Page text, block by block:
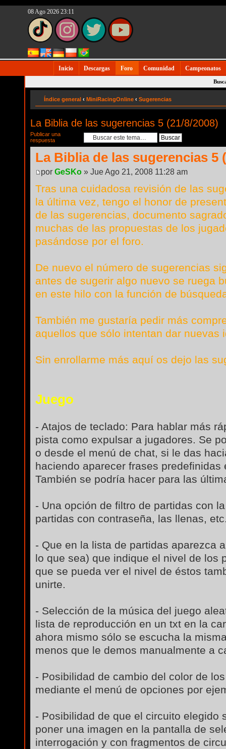
08 Ago 2026 23:11
Inicio Descargas Foro Comunidad Campeonatos
Índice general ‹ MiniRacingOnline ‹ Sugerencias
La Biblia de las sugerencias 5 (21/8/2008)
Publicar una
respuesta
La Biblia de las sugerencias 5
por GeSKo » Jue Ago 21, 2008 11:28 am
Tras una cuidadosa revisión de las
la última vez, tengo el honor de
de las sugerencias, documento
muchas de las propuestas de los
pasándose por el foro.
De nuevo el número de sugerencias
antes de sugerir algo nuevo se ruega
en este hilo con la función de
También me gustaría pedir más
aquellos que sólo intentan dar
Sin enrollarme más aquí os dejo las
Juego
- Atajos de teclado: Para hablar más
pista como expulsar a jugadores. Se
o desde el menú de chat, si le das
haciendo aparecer frases predefinidas
También se podría hacer para las
- Una opción de filtro de partidas con
partidas con contraseña, las llenas,
- Que en la lista de partidas aparezca
lo que sea) que indique el nivel de los
que se pueda ver el nivel de éstos
unirte.
- Selección de la música del juego
lista de reproducción en un txt en la
ahora mismo sólo se escucha la
menos que le demos manualmente a
- Posibilidad de cambio del color de
mediante el menú de opciones por
- Posibilidad de que el circuito elegido
poner una imagen en la pantalla de
interrogación y con fragmentos de